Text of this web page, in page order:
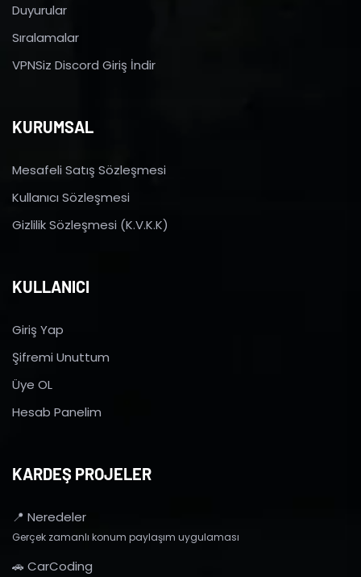
Duyurular
Sıralamalar
VPNSiz Discord Giriş İndir
KURUMSAL
Mesafeli Satış Sözleşmesi
Kullanıcı Sözleşmesi
Gizlilik Sözleşmesi (K.V.K.K)
KULLANICI
Giriş Yap
Şifremi Unuttum
Üye OL
Hesab Panelim
KARDEŞ PROJELER
📍 Neredeler
Gerçek zamanlı konum paylaşım uygulaması
🚗 CarCoding